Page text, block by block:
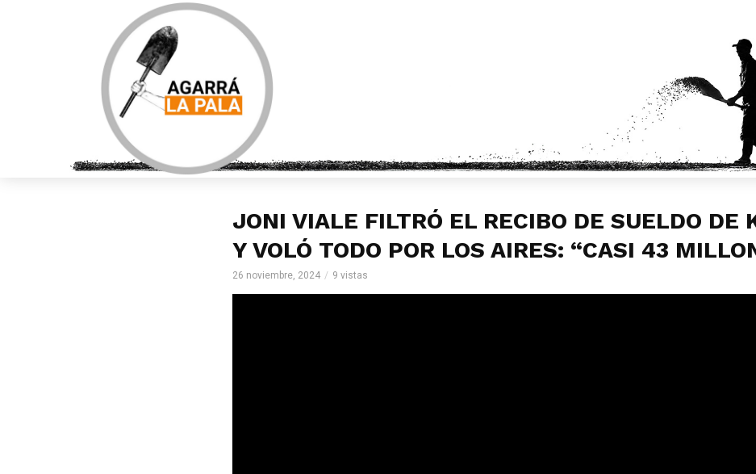
JONI VIALE FILTRÓ EL RECIBO DE SUELDO DE
Y VOLÓ TODO POR LOS AIRES: “CASI 43
26 noviembre, 2024 9 vistas